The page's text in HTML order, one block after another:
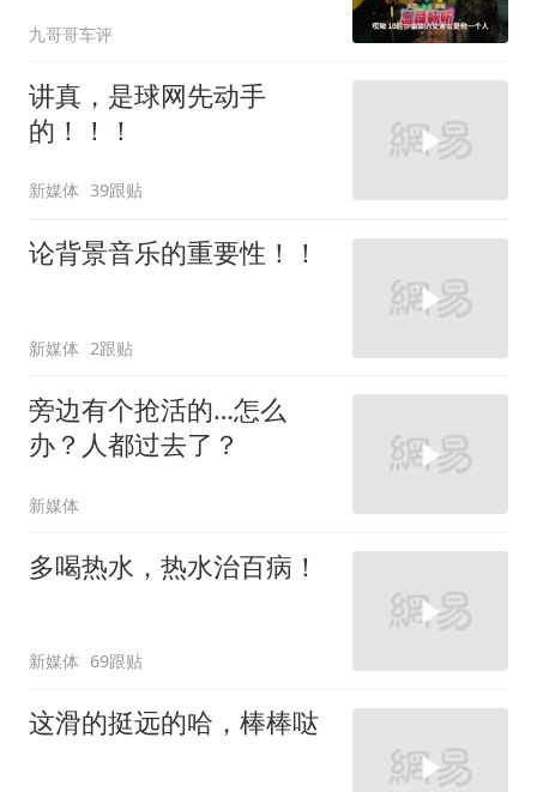
九哥哥车评
讲真，是球网先动手
的！！！
新媒体 39跟贴
论背景音乐的重要性！！
新媒体 2跟贴
旁边有个抢活的…怎么
办？人都过去了？
新媒体
多喝热水，热水治百病！
新媒体 69跟贴
这滑的挺远的哈，棒棒哒